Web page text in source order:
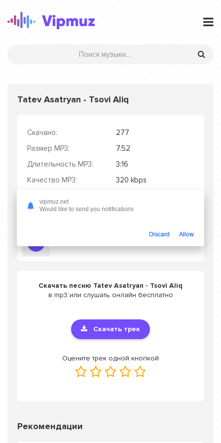
Tatev Asatryan - Tsovi Aliq
Скачано:
277
Размер MP3:
7.52
Длительность MP3:
3:16
Качество MP3:
320 kbps
Скачать песню Tatev Asatryan - Tsovi Aliq
в mp3 или слушать онлайн бесплатно
Скачать трек
Оцените трек одной кнопкой
Рекомендации
vipmuz.net
Would like to send you notifications
Discard Allow